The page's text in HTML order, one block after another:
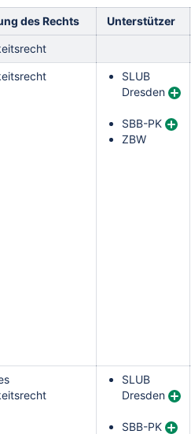
des Rechts Unterstützer
SLUB
Dresden
SBB-PK
ZBW
SLUB
Dresden
SBB-PK